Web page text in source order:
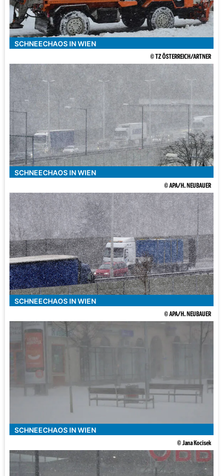
SCHNEECHAOS IN WIEN
© TZ ÖSTERREICH/ARTNER
SCHNEECHAOS IN WIEN
© APA/H. NEUBAUER
SCHNEECHAOS IN WIEN
© APA/H. NEUBAUER
SCHNEECHAOS IN WIEN
© Jana Kocisek